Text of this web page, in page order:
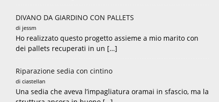
DIVANO DA GIARDINO CON PALLETS
di jessm
Ho realizzato questo progetto assieme a mio marito con
dei pallets recuperati in un […]
Riparazione sedia con cintino
di ciastellan
Una sedia che aveva l’impagliatura oramai in sfascio, ma la